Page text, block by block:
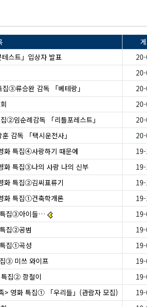
스트」입상자 발표
③류승완 감독 「베테랑」
②임순례감독 「리틀포레스트」
감독 「택시운전사」
화 특집④사랑하기 때문에
화 특집③나의 사랑 나의 신부
화 특집②김씨표류기
화 특집①건축학개론
특집③아이들…
집②공범
집①곡성
③ 미쓰 와이프
특집② 깡철이
> 영화 특집① 「우리들」(관람자 모집)